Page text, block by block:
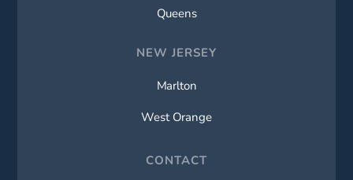
Queens
NEW JERSEY
Marlton
West Orange
CONTACT